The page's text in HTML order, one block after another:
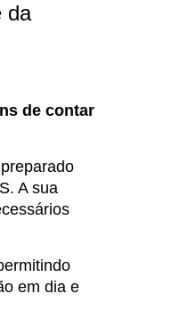
da
de contar
A sua
em dia e